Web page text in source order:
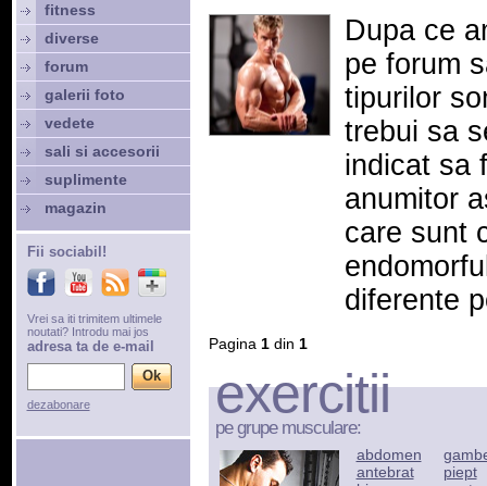
Dupa ce
pe forum
tipurilor
trebui sa
indicat sa
anumitor
care sunt
diferente
Pagina 1din 1
exercitii
pe grupe musculare:
abdomen
antebrat
piept
fitness
diverse
forum
galerii foto
vedete
sali si accesorii
suplimente
magazin
Fii sociabil!
Vrei sa iti trimitem ultimele
noutati? Introdu mai jos
adresa ta de e-mail
dezabonare